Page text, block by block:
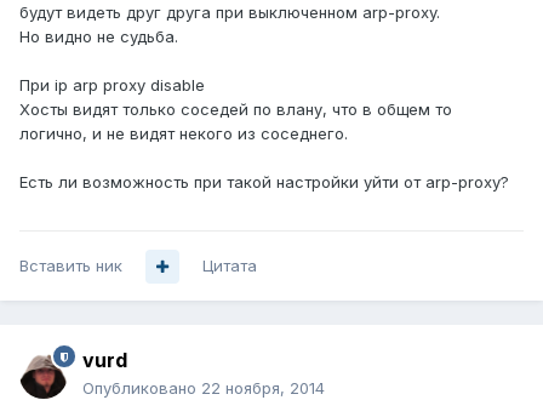
будут видеть друг друга при выключенном arp-proxy.
Но видно не судьба.
При ip arp proxy disable
Хосты видят только соседей по влану, что в общем то
логично, и не видят некого из соседнего.
Есть ли возможность при такой настройки уйти от arp-proxy?
Вставить ник Цитата
vurd
Опубликовано 22 ноября, 2014